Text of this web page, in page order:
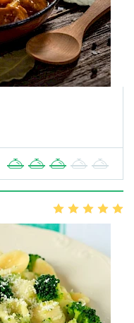
2 3 4
2 3 4